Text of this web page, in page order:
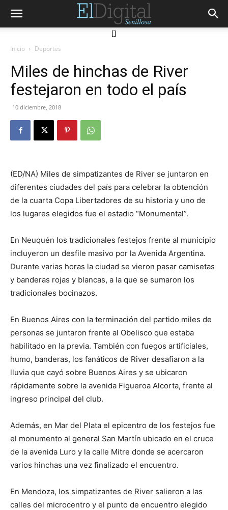
[]
Inicio Deportes
Miles de hinchas de River
festejaron en todo el país
10 diciembre, 2018
(ED/NA) Miles de simpatizantes de River se juntaron en
diferentes ciudades del país para celebrar la obtención
de la cuarta Copa Libertadores de su historia y uno de
los lugares elegidos fue el estadio “Monumental”.
En Neuquén los tradicionales festejos frente al municipio
incluyeron un desfile masivo por la Avenida Argentina.
Durante varias horas la ciudad se vieron pasar camisetas
y banderas rojas y blancas, a la que se sumaron los
tradicionales bocinazos.
En Buenos Aires con la terminación del partido miles de
personas se juntaron frente al Obelisco que estaba
habilitado en la previa. También con fuegos artificiales,
humo, banderas, los fanáticos de River desafiaron a la
lluvia que cayó sobre Buenos Aires y se ubicaron
rápidamente sobre la avenida Figueroa Alcorta, frente al
ingreso principal del club.
Además, en Mar del Plata el epicentro de los festejos fue
el monumento al general San Martín ubicado en el cruce
de la avenida Luro y la calle Mitre donde se acercaron
varios hinchas una vez finalizado el encuentro.
En Mendoza, los simpatizantes de River salieron a las
calles del microcentro y el punto de encuentro elegido